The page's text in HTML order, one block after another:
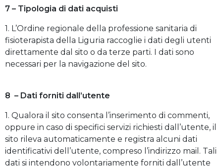
7 – Tipologia di dati acquisti
1. L’Ordine regionale della professione sanitaria di
fisioterapista della Liguria raccoglie i dati degli utenti
direttamente dal sito o da terze parti. I dati sono
necessari per la navigazione del sito.
8 – Dati forniti dall’utente
1. Qualora il sito consenta l’inserimento di commenti,
oppure in caso di specifici servizi richiesti dall’utente, il
sito rileva automaticamente e registra alcuni dati
identificativi dell’utente, compreso l’indirizzo mail. Tali
dati si intendono volontariamente forniti dall’utente